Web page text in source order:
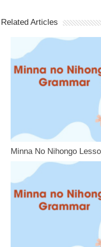
Related Articles
Minna No Nihongo